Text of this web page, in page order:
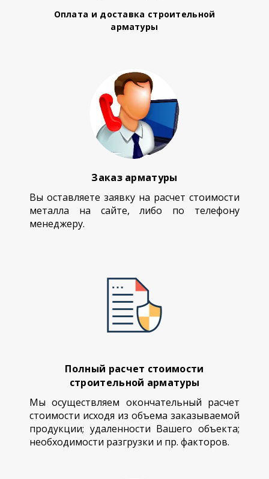
Оплата и доставка строительной
арматуры
Заказ арматуры
Вы оставляете заявку на расчет стоимости
металла на сайте, либо по телефону
менеджеру.
Полный расчет стоимости
строительной арматуры
Мы осуществляем окончательный расчет
стоимости исходя из объема заказываемой
продукции; удаленности Вашего объекта;
необходимости разгрузки и пр. факторов.